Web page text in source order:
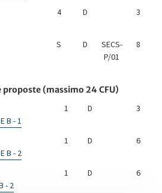
4 D 3
S D
SECS-
P/01
8
(massimo 24 CFU)
B - 1
1 D 3
B - 2
1 D 6
- 2
1 D 6